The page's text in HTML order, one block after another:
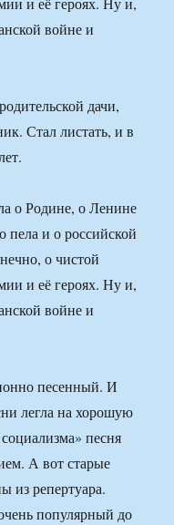
войне и
дачи,
Стал листать, и в
о Родине, о Ленине
и о российской
о чистой
и её героях. Ну и,
войне и
песенный. И
легла на хорошую
песня
А вот старые
из репертуара.
популярный до